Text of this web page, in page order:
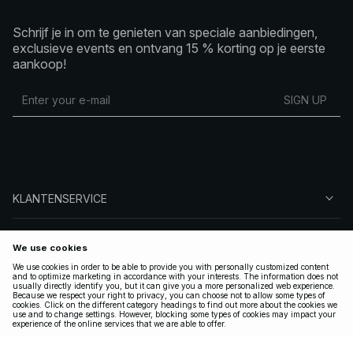
Schrijf je in om te genieten van speciale aanbiedingen,
exclusieve events en ontvang 15 % korting op je eerste
aankoop!
SIGN UP
KLANTENSERVICE
VOLG ONS
LEGAAL